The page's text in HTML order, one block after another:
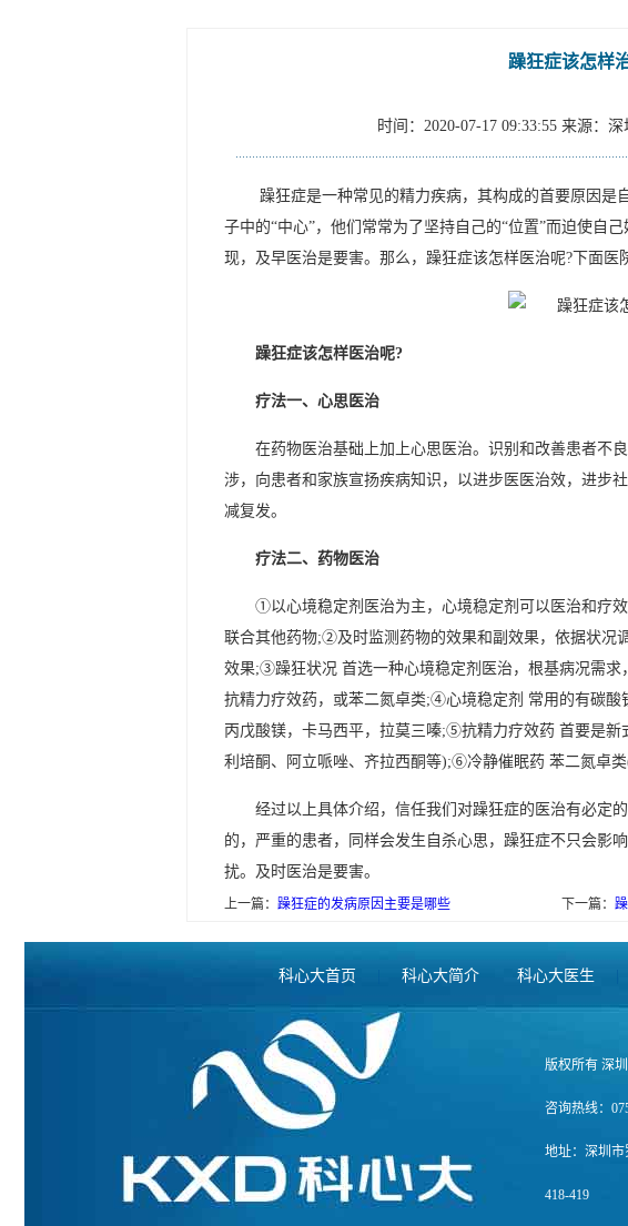
躁狂症该怎样
时间：2020-07-17 09:33:55 来源：深
躁狂症是一种常见的精力疾病，其构成的首要原因是
子中的“中心”，他们常常为了坚持自己的“位置”而迫使自
现，及早医治是要害。那么，躁狂症该怎样医治呢?下面医
躁狂症该怎样医治呢?
疗法一、心思医治
在药物医治基础上加上心思医治。识别和改善患者不
涉，向患者和家族宣扬疾病知识，以进步医医治效，进步
减复发。
疗法二、药物医治
①以心境稳定剂医治为主，心境稳定剂可以医治和疗
联合其他药物;②及时监测药物的效果和副效果，依据状况
效果;③躁狂状况 首选一种心境稳定剂医治，根基病况需
抗精力疗效药，或苯二氮卓类;④心境稳定剂 常用的有碳酸
丙戊酸镁，卡马西平，拉莫三嗪;⑤抗精力疗效药 首要是新
利培酮、阿立哌唑、齐拉西酮等);⑥冷静催眠药 苯二氮卓类
经过以上具体介绍，信任我们对躁狂症的医治有必定
的，严重的患者，同样会发生自杀心思，躁狂症不只会影
扰。及时医治是要害。
上一篇： 躁狂症的发病原因主要是哪些 下一篇：
科心大首页 科心大简介 科心大医生
版权所有 深
咨询热线：
地址：深圳市
418-419